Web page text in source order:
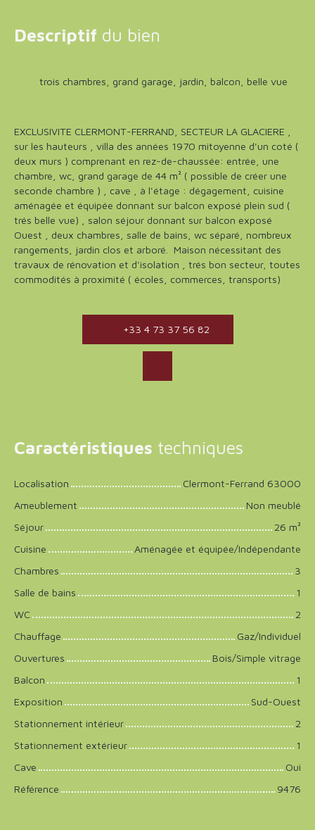
Descriptif du bien
trois chambres, grand garage, jardin, balcon, belle vue
EXCLUSIVITE CLERMONT-FERRAND, SECTEUR LA GLACIERE ,
sur les hauteurs , villa des années 1970 mitoyenne d'un coté (
deux murs ) comprenant en rez-de-chaussée: entrée, une
chambre, wc, grand garage de 44 m² ( possible de créer une
seconde chambre ) , cave , à l'étage : dégagement, cuisine
aménagée et équipée donnant sur balcon exposé plein sud (
trés belle vue) , salon séjour donnant sur balcon exposé
Ouest , deux chambres, salle de bains, wc séparé, nombreux
rangements, jardin clos et arboré. Maison nécessitant des
travaux de rénovation et d'isolation , trés bon secteur, toutes
commodités à proximité ( écoles, commerces, transports)
+33 4 73 37 56 82
Caractéristiques techniques
Localisation
Clermont-Ferrand 63000
Ameublement
Non meublé
Séjour
26 m²
Cuisine
Aménagée et équipée/Indépendante
Chambres
3
Salle de bains
1
WC
2
Chauffage
Gaz/Individuel
Ouvertures
Bois/Simple vitrage
Balcon
1
Exposition
Sud-Ouest
Stationnement intérieur
2
Stationnement extérieur
1
Cave
Oui
Référence
9476